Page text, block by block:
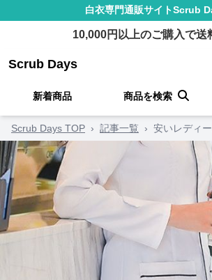
白衣専門通販サイトScrub
10,000円以上のご購入で送
Scrub Days
新着商品 商品を検索
Scrub Days TOP › 記事一覧 › 安いレディ